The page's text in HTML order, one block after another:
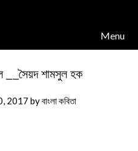
Menu
__সৈয়দ শামসুল হক
2017 byবাংলা কবিতা